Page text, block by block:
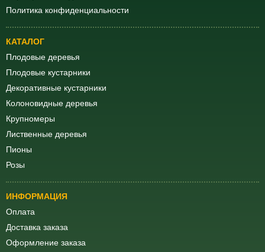
Политика конфиденциальности
КАТАЛОГ
Плодовые деревья
Плодовые кустарники
Декоративные кустарники
Колоновидные деревья
Крупномеры
Лиственные деревья
Пионы
Розы
ИНФОРМАЦИЯ
Оплата
Доставка заказа
Оформление заказа